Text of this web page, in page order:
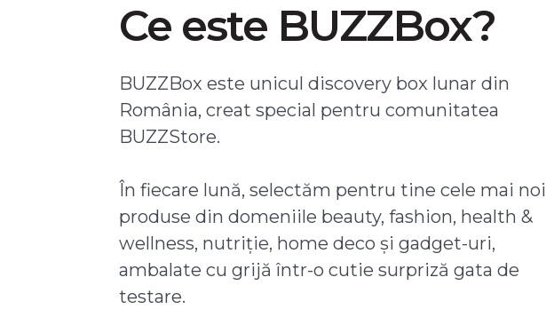
Ce este BUZZBox?
BUZZBox este unicul discovery box lunar din
România, creat special pentru comunitatea
BUZZStore.
În fiecare lună, selectăm pentru tine cele mai noi
produse din domeniile beauty, fashion, health &
wellness, nutriție, home deco și gadget-uri,
ambalate cu grijă într-o cutie surpriză gata de
testare.